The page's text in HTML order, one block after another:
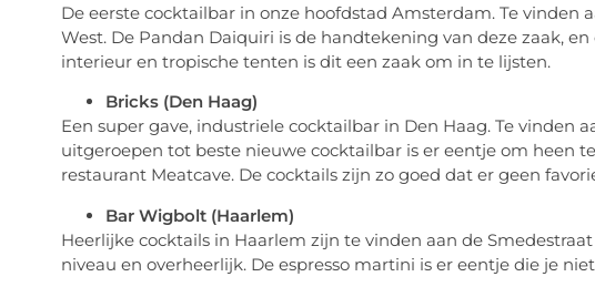
De eerste cocktailbar in onze hoofdstad Amsterdam. Te vinden
West. De Pandan Daiquiri is de handtekening van deze zaak,
interieur en tropische tenten is dit een zaak om in te lijsten.
Bricks (Den Haag)
Een super gave, industriele cocktailbar in Den Haag. Te vinden
uitgeroepen tot beste nieuwe cocktailbar is er eentje om heen
restaurant Meatcave. De cocktails zijn zo goed dat er geen
Bar Wigbolt (Haarlem)
Heerlijke cocktails in Haarlem zijn te vinden aan de
niveau en overheerlijk. De espresso martini is er eentje die je